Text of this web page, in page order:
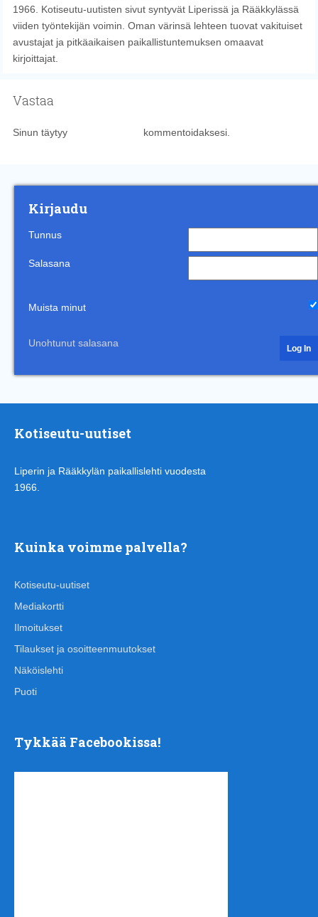
1966. Kotiseutu-uutisten sivut syntyvät Liperissä ja Rääkkylässä
viiden työntekijän voimin. Oman värinsä lehteen tuovat vakituiset
avustajat ja pitkäaikaisen paikallistuntemuksen omaavat
kirjoittajat.
Vastaa
Sinun täytyy kommentoidaksesi.
Kirjaudu
Tunnus
Salasana
Muista minut
Unohtunut salasana
Kotiseutu-uutiset
Liperin ja Rääkkylän paikallislehti vuodesta
1966.
Kuinka voimme palvella?
Kotiseutu-uutiset
Mediakortti
Ilmoitukset
Tilaukset ja osoitteenmuutokset
Näköislehti
Puoti
Tykkää Facebookissa!